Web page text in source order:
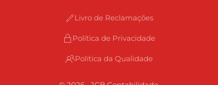
Livro de Reclamações
Política de Privacidade
Política da Qualidade